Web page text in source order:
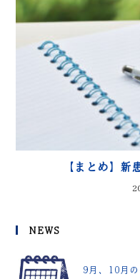
【まとめ】新
NEWS
9月、10月